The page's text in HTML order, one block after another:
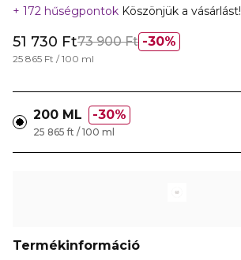
172 hűségpontok Köszönjük a vásárlást!
30%
51 730 Ft73 900 Ft
25 865 Ft / 100 ml
200 ML 30%
25 865 ft / 100 ml
Termékinformáció